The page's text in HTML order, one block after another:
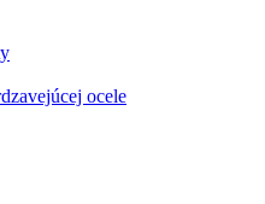
ocele